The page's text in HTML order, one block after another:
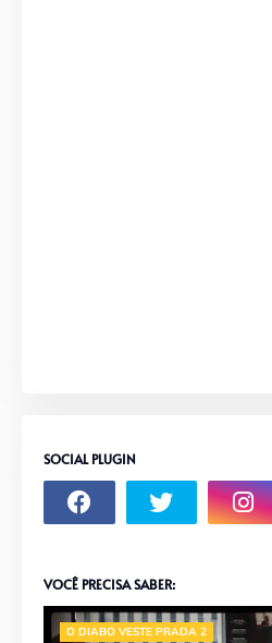
SOCIAL PLUGIN
VOCÊ PRECISA SABER:
O DIABO VESTE PRADA 2